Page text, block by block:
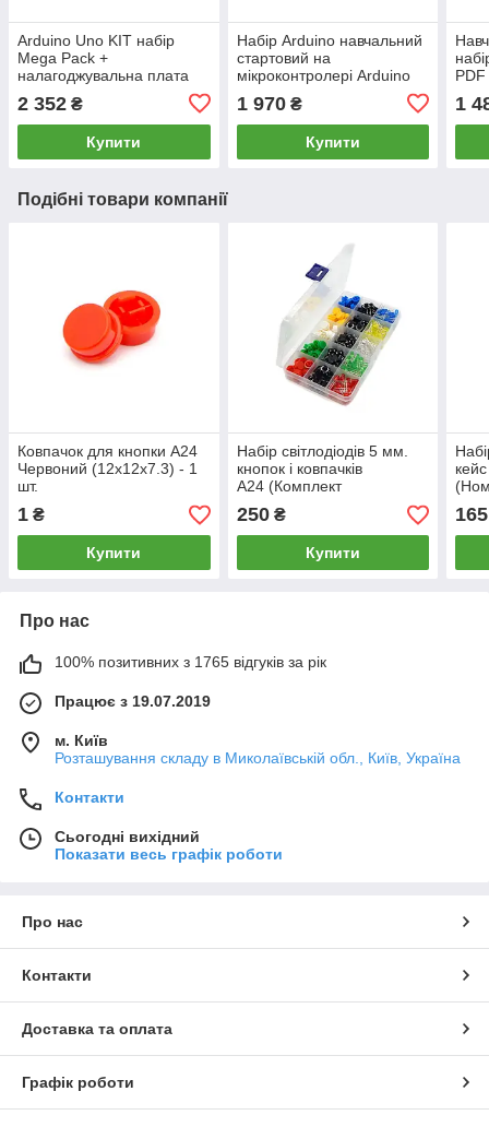
Arduino Uno KIT набір
Mega Pack +
налагоджувальна плата
навчання
2 352 ₴
Купити
Набір Arduino навчальний
стартовий на
мікроконтролері Arduino
1 970₴
Купити
1
Подібні товари компанії
Ковпачок для кнопки A24
Червоний (12x12x7.3) - 1
шт.
1 ₴
Купити
Набір світлодіодів 5 мм.
кнопок і ковпачків
А24 (Комплект
робототехніка)
250₴
Купити
165
Про нас
100% позитивних з 1765 відгуків за рік
Працює з 19.07.2019
м. Київ
Розташування складу в Миколаївській обл., Київ, Україна
Контакти
Сьогодні вихідний
Показати весь графік роботи
Про нас
Контакти
Доставка та оплата
Графік роботи